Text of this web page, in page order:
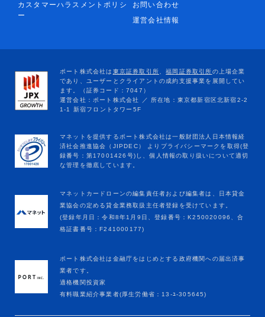
カスタマーハラスメントポリシ
ー
お問い合わせ
運営会社情報
マネットカードローンの編集責任者および編集者は、日本貸金
業協会の定める貸金業務取扱主任者登録を受けています。
(登録年月日：令和8年1月9日、登録番号：K250020096、合
格証書番号：F241000177)
ポート株式会社は金融庁をはじめとする政府機関への届出済事
業者です。
適格機関投資家
有料職業紹介事業者(厚生労働省：13-ﾕ-305645)